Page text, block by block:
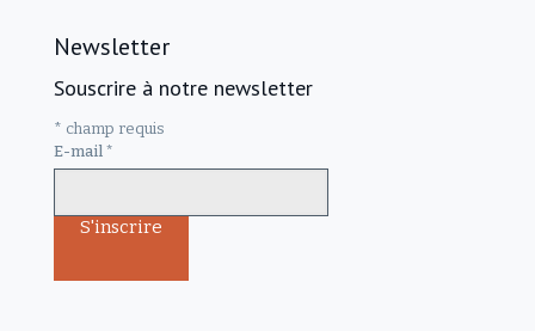
Newsletter
Souscrire à notre newsletter
* champ requis
E-mail *